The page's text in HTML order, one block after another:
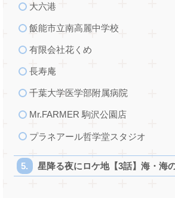
大六港
飯能市立南高麗中学校
有限会社花くめ
長寿庵
千葉大学医学部附属病院
Mr.FARMER 駒沢公園店
プラネアール哲学堂スタジオ
星降る夜にロケ地【3話】海・海